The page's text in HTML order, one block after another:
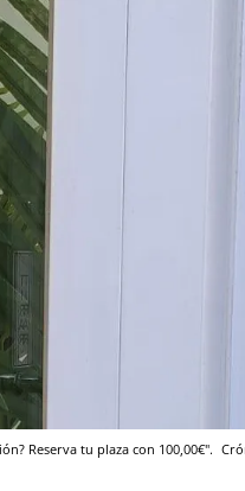
Reserva tu plaza con 100,00€".